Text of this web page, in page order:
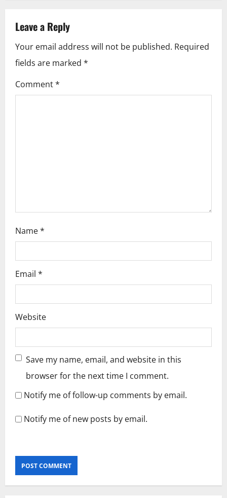
v
i
g
a
Leave a Reply
Your email address will not be published. Required
fields are marked *
Comment*
Name*
Email *
Website
Save my name, email, and website in this
browser for the next time I comment.
Notify me of follow-up comments by email.
Notify me of new posts by email.